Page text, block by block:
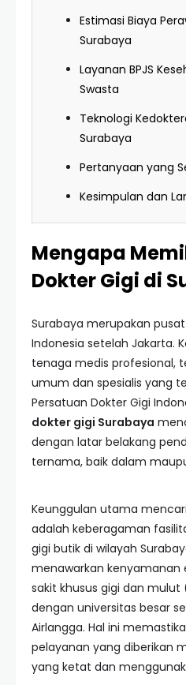
Estimasi Biaya
Surabaya
Layanan BPJS
Swasta
Teknologi
Surabaya
Pertanyaan yang
Kesimpulan dan
Mengapa
Dokter Gigi di
Surabaya merupakan
Indonesia setelah Jakarta.
tenaga medis profesional,
umum dan spesialis yang
Persatuan Dokter Gigi
dokter gigi Surabaya
dengan latar belakang
ternama, baik dalam
Keunggulan utama
adalah keberagaman
gigi butik di wilayah
menawarkan kenyamanan
sakit khusus gigi dan mulut
dengan universitas besar
Airlangga. Hal ini
pelayanan yang diberikan
yang ketat dan